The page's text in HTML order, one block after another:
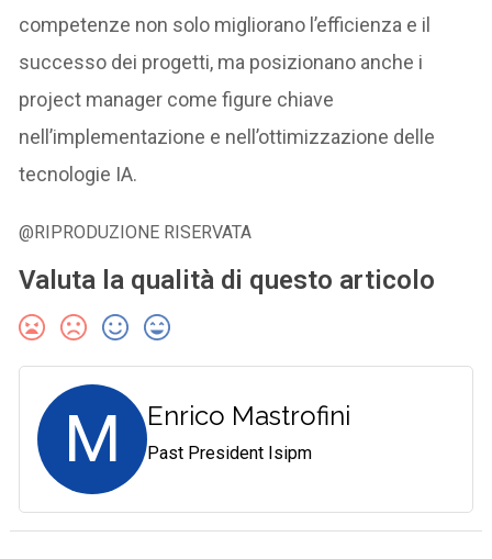
competenze non solo migliorano l’efficienza e il
successo dei progetti, ma posizionano anche i
project manager come figure chiave
nell’implementazione e nell’ottimizzazione delle
tecnologie IA.
@RIPRODUZIONE RISERVATA
Valuta la qualità di questo articolo
M Enrico Mastrofini
Past President Isipm